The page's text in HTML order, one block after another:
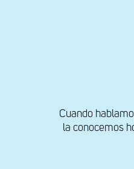
Cuando
la conocemos